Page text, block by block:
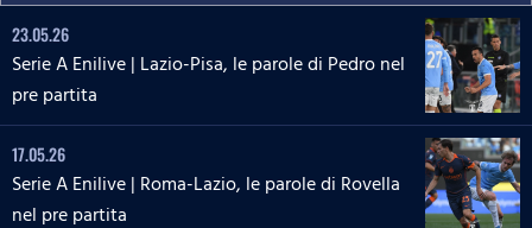
23.05.26
Serie A Enilive | Lazio-Pisa, le parole di Pedro nel
pre partita
17.05.26
Serie A Enilive | Roma-Lazio, le parole di Rovella
nel pre partita